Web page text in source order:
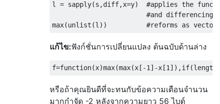
l = sapply(s,diff,x=y)  #applies the
#and differencing
แก้ไข:ฟังก์ชั่นการเปลี่ยนแปลง ต้นฉบับด้านล่าง
หรือถ้าคุณยินดีที่จะทนกับข้อความเตือนจำนวน
มากกำจัด -2 หลังจากความยาว 56 ไบต์